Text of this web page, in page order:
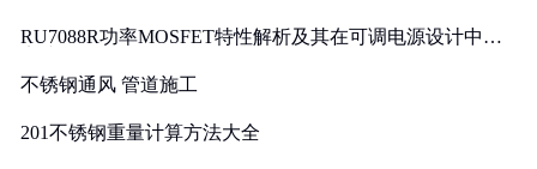
RU7088R功率MOSFET特性解析及其在可调电源设计中的
不锈钢通风 管道施工
201不锈钢重量计算方法大全